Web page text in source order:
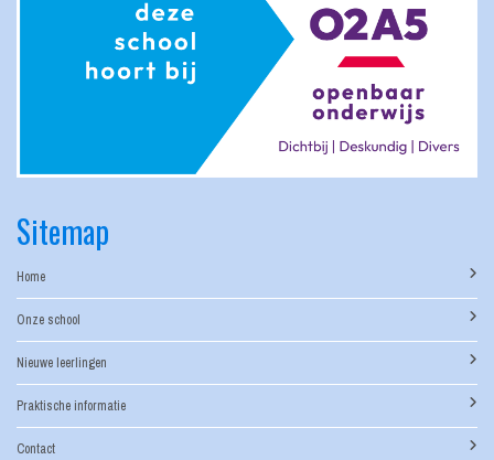
Sitemap
Home
Onze school
Nieuwe leerlingen
Praktische informatie
Contact